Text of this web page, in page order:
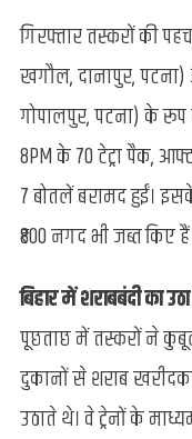
गिरफ्तार तस्करों की
खगौल, दानापुर, पटना)
गोपालपुर, पटना) के
8PM के 70 टेट्रा पैक,
7 बोतलें बरामद हुईं।
₹800 नगद भी जब्त किए
बिहार में शराबबंदी का
पूछताछ में तस्करों ने कुबूल
दुकानों से शराब
उठाते थे। वे ट्रेनों के